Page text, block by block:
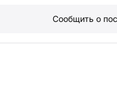
Сообщить о